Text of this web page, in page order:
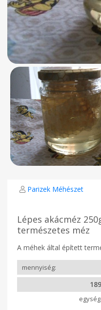
Parizek Méhészet
Lépes akácméz
természetes méz
A méhek által épített